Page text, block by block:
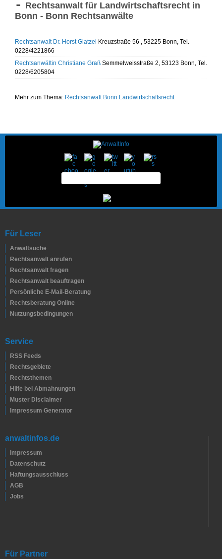
Rechtsanwalt für Landwirtschaftsrecht in
Bonn - Bonn Rechtsanwälte
Rechtsanwalt Dr. Horst Glatzel
Kreuzstraße 56 , 53225 Bonn, Tel.
0228/4221866
Rechtsanwältin Christiane Graß Semmelweisstraße 2, 53123 Bonn, Tel.
0228/6205804
Mehr zum Thema: Rechtsanwalt Bonn Landwirtschaftsrecht
Für Leser
Anwaltsuche
Rechtsanwalt anrufen
Rechtsanwalt fragen
Rechtsanwalt beauftragen
Persönliche E-Mail-Beratung
Rechtsberatung Online
Nutzungsbedingungen
Service
RSS Feeds
Rechtsgebiete
Rechtsthemen
Hilfe bei Abmahnungen
Muster Disclaimer
Impressum Generator
anwaltinfos.de
Impressum
Datenschutz
Haftungsausschluss
AGB
Jobs
Für Partner